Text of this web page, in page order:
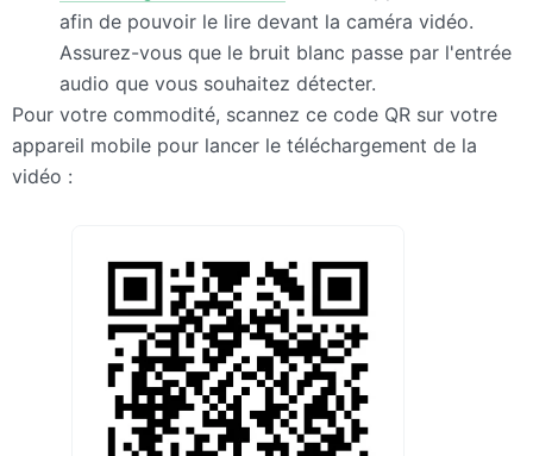
afin de pouvoir le lire devant la caméra vidéo.
Assurez-vous que le bruit blanc passe par l'entrée
audio que vous souhaitez détecter.
Pour votre commodité, scannez ce code QR sur votre
appareil mobile pour lancer le téléchargement de la
vidéo :